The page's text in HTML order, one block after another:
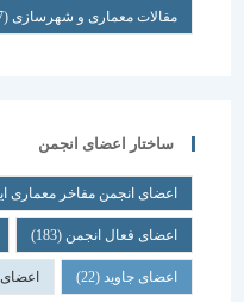
مقالات معماری و شهرسازی(167)
ساختار اعضای انجمن
اعضای انجمن مفاخر معماری ایران (206)
اعضای فعال انجمن(183) اعضای
اعضای جاوید(22) اعضای هیئت